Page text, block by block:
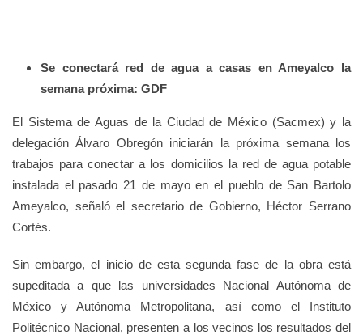
Se conectará red de agua a casas en Ameyalco la
semana próxima: GDF
El Sistema de Aguas de la Ciudad de México (Sacmex) y la
delegación Álvaro Obregón iniciarán la próxima semana los
trabajos para conectar a los domicilios la red de agua potable
instalada el pasado 21 de mayo en el pueblo de San Bartolo
Ameyalco, señaló el secretario de Gobierno, Héctor Serrano
Cortés.
Sin embargo, el inicio de esta segunda fase de la obra está
supeditada a que las universidades Nacional Autónoma de
México y Autónoma Metropolitana, así como el Instituto
Politécnico Nacional, presenten a los vecinos los resultados del